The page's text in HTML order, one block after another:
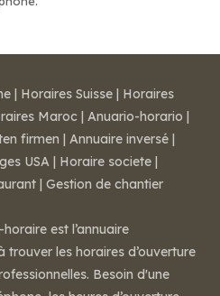
| Horaires Suisse | Horaires
Maroc | Anuario-horario |
firmen | Annuaire inversé |
USA | Horaire societe |
| Gestion de chantier
est l’annuaire
les horaires d’ouverture
Besoin d'une